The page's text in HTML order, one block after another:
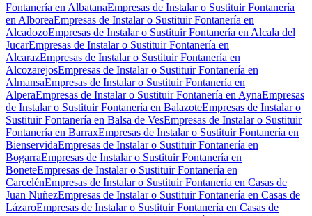
Fontanería en AlbatanaEmpresas de Instalar o Sustituir Fontanería
en AlboreaEmpresas de Instalar o Sustituir Fontanería en
AlcadozoEmpresas de Instalar o Sustituir Fontanería en Alcala del
JucarEmpresas de Instalar o Sustituir Fontanería en
AlcarazEmpresas de Instalar o Sustituir Fontanería en
AlcozarejosEmpresas de Instalar o Sustituir Fontanería en
AlmansaEmpresas de Instalar o Sustituir Fontanería en
AlperaEmpresas de Instalar o Sustituir Fontanería en AynaEmpresas
de Instalar o Sustituir Fontanería en BalazoteEmpresas de Instalar o
Sustituir Fontanería en Balsa de VesEmpresas de Instalar o Sustituir
Fontanería en BarraxEmpresas de Instalar o Sustituir Fontanería en
BienservidaEmpresas de Instalar o Sustituir Fontanería en
BogarraEmpresas de Instalar o Sustituir Fontanería en
BoneteEmpresas de Instalar o Sustituir Fontanería en
CarcelénEmpresas de Instalar o Sustituir Fontanería en Casas de
Juan NuñezEmpresas de Instalar o Sustituir Fontanería en Casas de
LázaroEmpresas de Instalar o Sustituir Fontanería en Casas de